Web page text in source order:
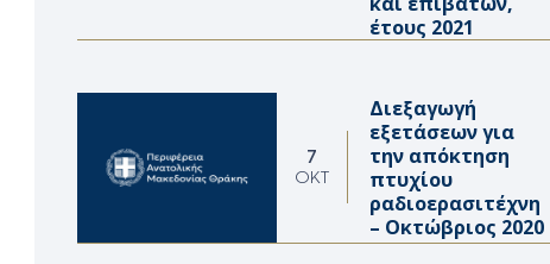
έτους 2021
7
ΟΚΤ
Διεξαγωγή
εξετάσεων για
την απόκτηση
πτυχίου
ραδιοερασιτέχνη
– Οκτώβριος 2020